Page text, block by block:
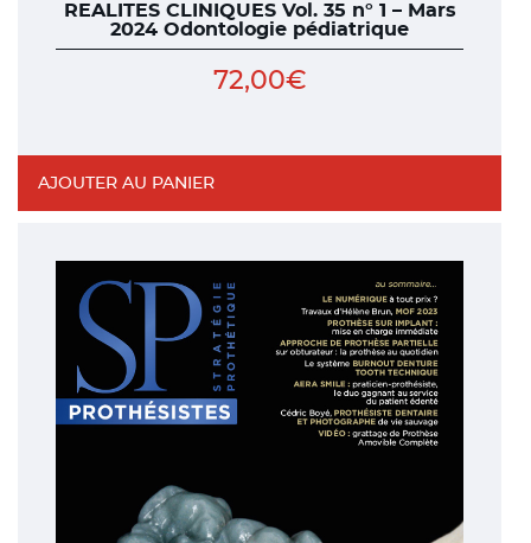
REALITES CLINIQUES Vol. 35 n° 1 – Mars
2024 Odontologie pédiatrique
72,00€
AJOUTER AU PANIER